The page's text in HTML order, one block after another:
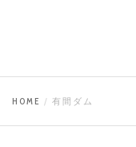
HOME 有間ダム